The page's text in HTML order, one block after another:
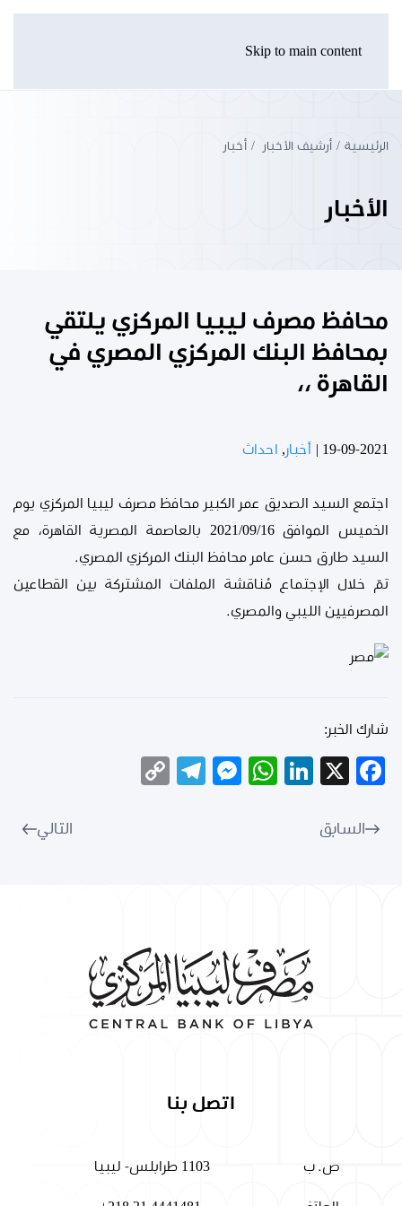
Skip to main content
الرئيسية أرشيف الأخبار أخبار
الأخبار
محافظ مصرف ليبيا المركزي يلتقي
بمحافظ البنك المركزي المصري في
القاهرة ،،
19-09-2021 أخبار, احداث
اجتمع السيد الصديق عمر الكبير محافظ مصرف ليبيا المركزي يوم
الخميس الموافق 2021/09/16 بالعاصمة المصرية القاهرة، مع
السيد طارق حسن عامر محافظ البنك المركزي المصري.
تمّ خلال الإجتماع مُناقشة الملفات المشتركة بين القطاعين
المصرفيين الليبي والمصري.
شارك الخبر:
Facebook
X
LinkedIn
WhatsApp
Messenger
Telegram
السابق التالي
اتصل بنا
ص. ب 1103 طرابلس- ليبيا